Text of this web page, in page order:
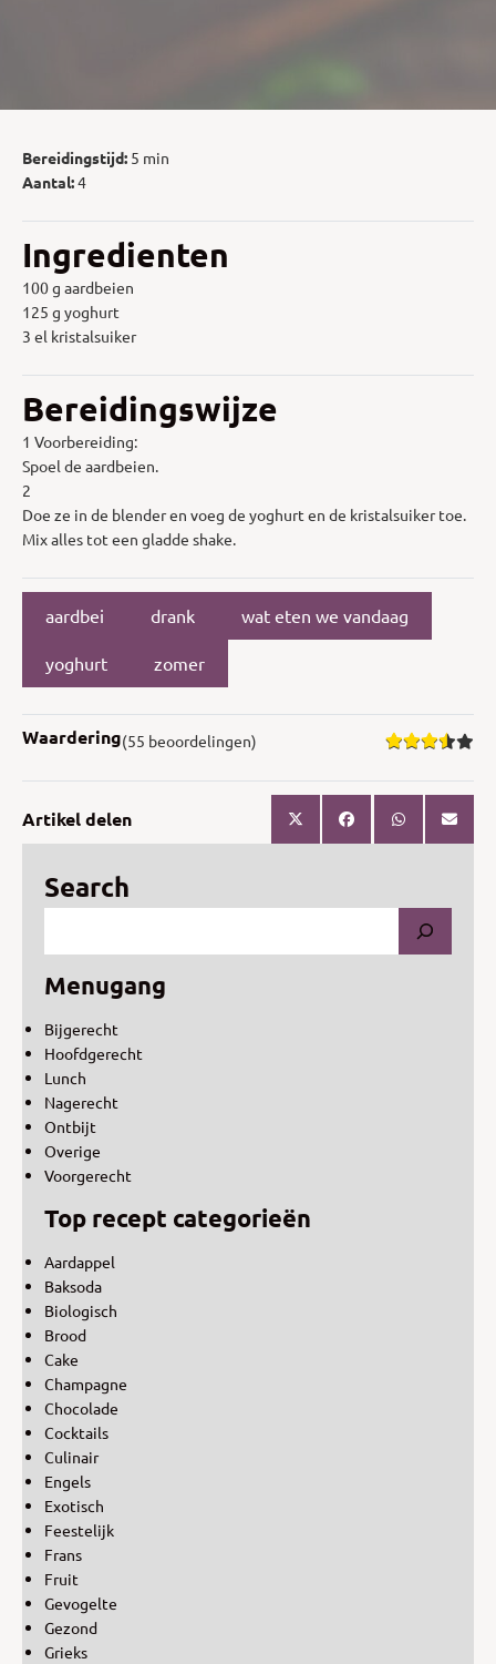
Bereidingstijd: 5 min
Aantal:4
Ingredienten
100 g aardbeien
125 g yoghurt
3 el kristalsuiker
Bereidingswijze
1 Voorbereiding:
Spoel de aardbeien.
2
Doe ze in de blender en voeg de yoghurt en de kristalsuiker toe.
Mix alles tot een gladde shake.
aardbei drank wat eten we vandaag
yoghurt zomer
Waardering(55 beoordelingen)
Artikel delen
Search
Menugang
Bijgerecht
Hoofdgerecht
Lunch
Nagerecht
Ontbijt
Overige
Voorgerecht
Top recept categorieën
Aardappel
Baksoda
Biologisch
Brood
Cake
Champagne
Chocolade
Cocktails
Culinair
Engels
Exotisch
Feestelijk
Frans
Fruit
Gevogelte
Gezond
Grieks